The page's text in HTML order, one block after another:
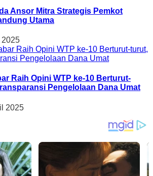
Ansor Mitra Strategis Pemkot
Utama
2025
Raih Opini WTP ke-10 Berturut-
Pengelolaan Dana Umat
2025